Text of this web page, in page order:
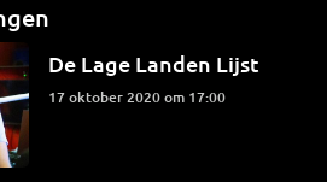
De Lage Landen Lijst
17 oktober 2020 om 17:00